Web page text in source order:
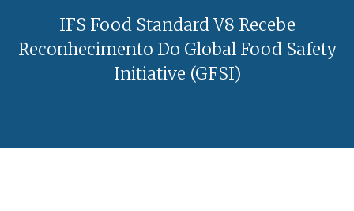
IFS Food Standard V8 Recebe
Reconhecimento Do Global Food Safety
Initiative (GFSI)